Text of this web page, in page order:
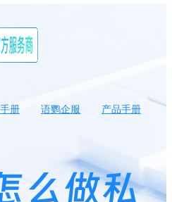
册 语鹦企服
产品手册
么做私